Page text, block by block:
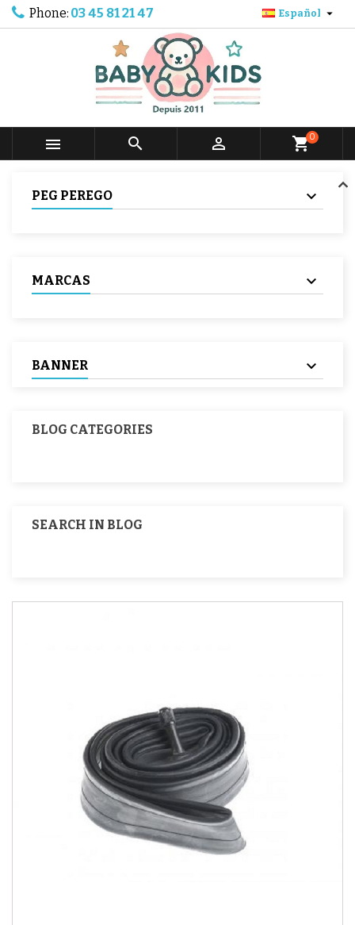
Phone: 03 45 81 21 47 Español 
   shopping_cart0
PEG PEREGO
MARCAS
BANNER
BLOG CATEGORIES
SEARCH IN BLOG